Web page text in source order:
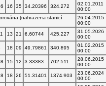
16 35 34.20396 324.272
02.01.2011
00:00
(nahrazena stanicí
26.04.2015
00:00
13 21 6.60744 425.227
31.05.2026
00:00
18 09 49.79861 340.895
01.02.2015
00:00
15 12 3.33383 702.511
28.06.2015
00:00
18 26 51.31401 1374.903
23.06.2024
00:00